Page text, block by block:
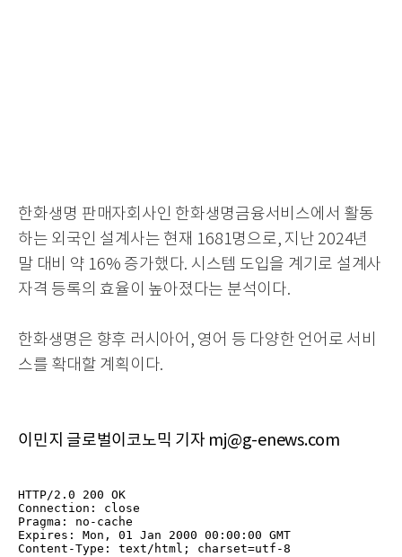
한화생명 판매자회사인 한화생명금융서비스에서 활동
하는 외국인 설계사는 현재 1681명으로, 지난 2024년
말 대비 약 16% 증가했다. 시스템 도입을 계기로 설계사
자격 등록의 효율이 높아졌다는 분석이다.
한화생명은 향후 러시아어, 영어 등 다양한 언어로 서비
스를 확대할 계획이다.
이민지 글로벌이코노믹 기자 mj@g-enews.com